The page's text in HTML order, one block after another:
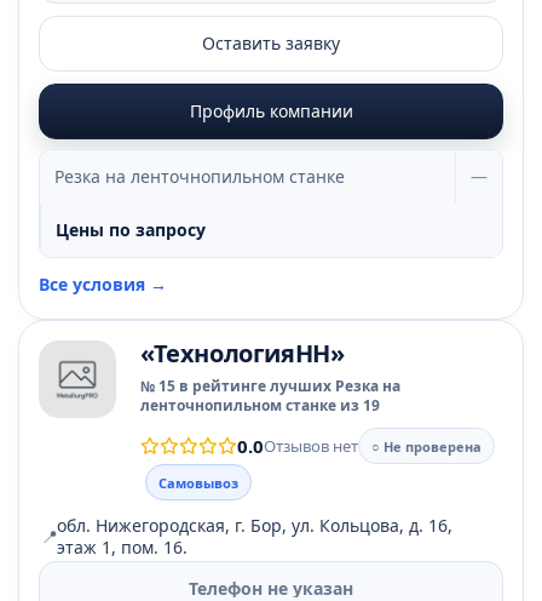
Оставить заявку
Профиль компании
Резка на ленточнопильном станке —
Цены по запросу
Все условия →
«ТехнологияНН»
№ 15 в рейтинге лучших Резка на
ленточнопильном станке из 19
0.0Отзывов нет
○ Не проверена
Самовывоз
📍обл. Нижегородская, г. Бор, ул. Кольцова, д. 16,
этаж 1, пом. 16.
Телефон не указан